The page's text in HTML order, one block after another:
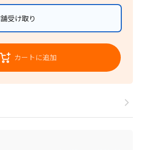
受け取り
カートに追加